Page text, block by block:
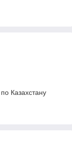
Казахстану